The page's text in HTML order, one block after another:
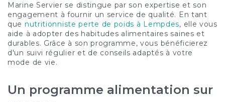
Marine Servier se distingue par son expertise et son
engagement à fournir un service de qualité. En tant
que nutritionniste perte de poids à Lempdes, elle vous
aide à adopter des habitudes alimentaires saines et
durables. Grâce à son programme, vous bénéficierez
d'un suivi régulier et de conseils adaptés à votre
mode de vie.
Un programme alimentation sur